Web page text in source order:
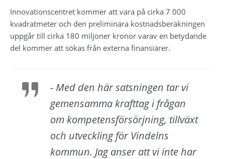
Innovationscentret kommer att vara på cirka 7 000
kvadratmeter och den preliminära kostnadsberäkningen
uppgår till cirka 180 miljoner kronor varav en betydande
del kommer att sökas från externa finansiärer.
- Med den här satsningen tar vi
gemensamma krafttag i frågan
om kompetensförsörjning, tillväxt
och utveckling för Vindelns
kommun. Jag anser att vi inte har